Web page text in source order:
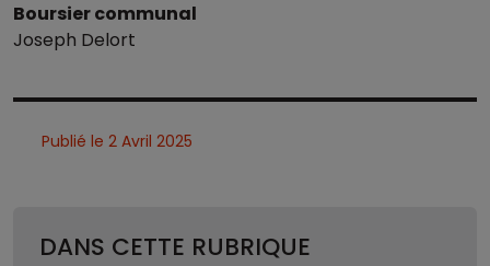
Boursier communal
Joseph Delort
Publié le 2 Avril 2025
DANS CETTE RUBRIQUE